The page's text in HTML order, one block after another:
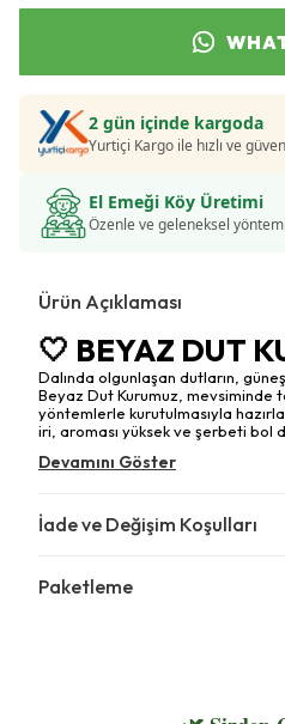
2 gün içinde kargoda
Yurtiçi Kargo ile hızlı ve
El Emeği Köy Üretimi
Özenle ve geleneksel
Ürün Açıklaması
🤍 BEYAZ DUT
Dalında olgunlaşan dutların,
Beyaz Dut Kurumuz, mevsiminde
yöntemlerle kurutulmasıyla
iri, aroması yüksek ve şerbeti bol
Devamını Göster
İade ve Değişim Koşulları
Paketleme